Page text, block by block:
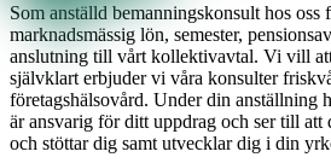
Som anställd bemanningskonsult hos oss
marknadsmässig lön, semester,
anslutning till vårt kollektivavtal. Vi vill att
självklart erbjuder vi våra konsulter
företagshälsovård. Under din anställning
är ansvarig för ditt uppdrag och ser till att
och stöttar dig samt utvecklar dig i din